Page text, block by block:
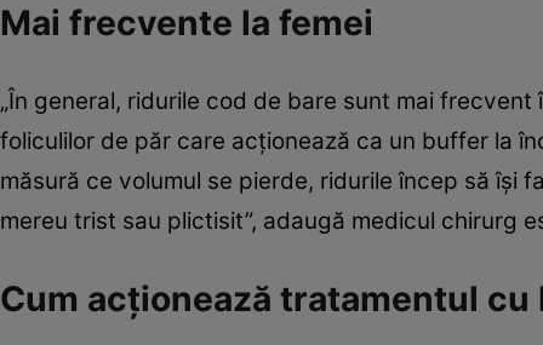
Mai frecvente la femei
„În general, ridurile cod de bare sunt mai
foliculilor de păr care acționează ca un buffer la
măsură ce volumul se pierde, ridurile încep să își
mereu trist sau plictisit”, adaugă medicul chirurg
Cum acţionează tratamentul